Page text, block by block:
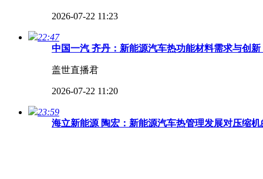
2026-07-22 11:23
22:47
中国一汽 齐丹：新能源汽车热功能材料需求与创
盖世直播君
2026-07-22 11:20
23:59
海立新能源 陶宏：新能源汽车热管理发展对压缩